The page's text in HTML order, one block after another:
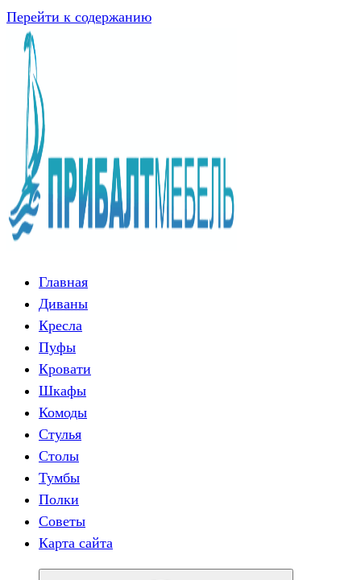
Перейти к содержанию
Главная
Диваны
Кресла
Пуфы
Кровати
Шкафы
Комоды
Стулья
Столы
Тумбы
Полки
Советы
Карта сайта